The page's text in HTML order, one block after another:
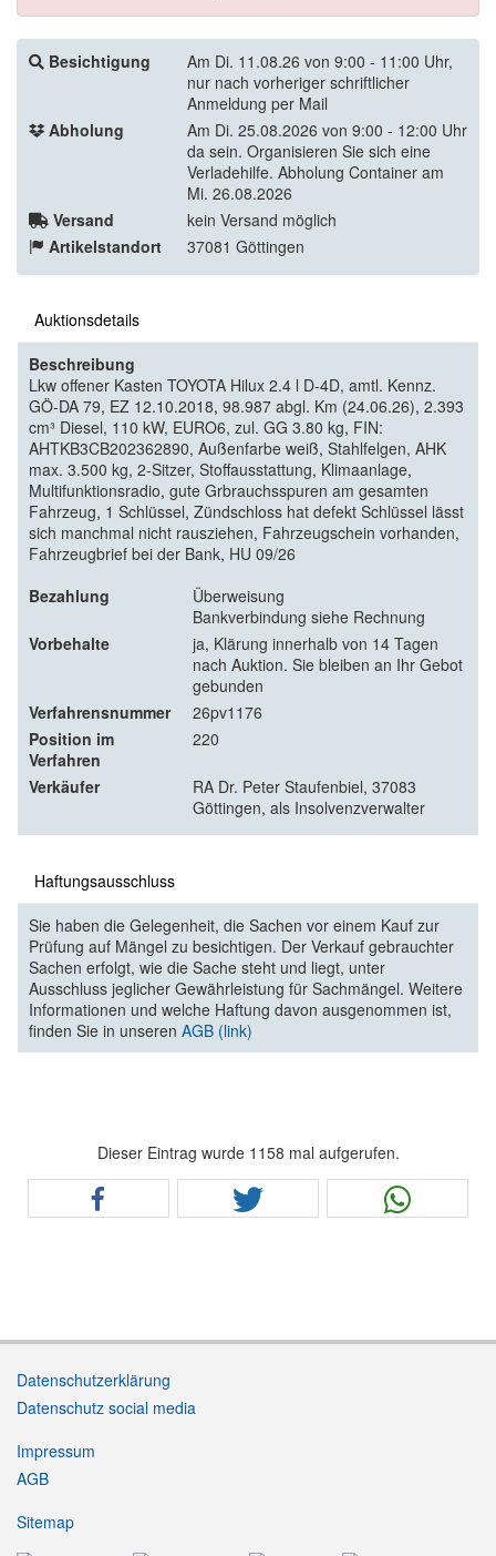
Besichtigung
Am Di. 11.08.26 von 9:00 - 11:00 Uhr,
nur nach vorheriger schriftlicher
Anmeldung per Mail
Abholung
Am Di. 25.08.2026 von 9:00 - 12:00 Uhr
da sein. Organisieren Sie sich eine
Verladehilfe. Abholung Container am
Mi. 26.08.2026
Versand
kein Versand möglich
Artikelstandort
37081 Göttingen
Auktionsdetails
Beschreibung
Lkw offener Kasten TOYOTA Hilux 2.4 l D-4D, amtl. Kennz.
GÖ-DA 79, EZ 12.10.2018, 98.987 abgl. Km (24.06.26), 2.393
cm³ Diesel, 110 kW, EURO6, zul. GG 3.80 kg, FIN:
AHTKB3CB202362890, Außenfarbe weiß, Stahlfelgen, AHK
max. 3.500 kg, 2-Sitzer, Stoffausstattung, Klimaanlage,
Multifunktionsradio, gute Grbrauchsspuren am gesamten
Fahrzeug, 1 Schlüssel, Zündschloss hat defekt Schlüssel lässt
sich manchmal nicht rausziehen, Fahrzeugschein vorhanden,
Fahrzeugbrief bei der Bank, HU 09/26
Bezahlung
Überweisung
Bankverbindung siehe Rechnung
Vorbehalte
ja, Klärung innerhalb von 14 Tagen
nach Auktion. Sie bleiben an Ihr Gebot
gebunden
Verfahrensnummer
26pv1176
Position im
Verfahren
220
Verkäufer
RA Dr. Peter Staufenbiel, 37083
Göttingen, als Insolvenzverwalter
Haftungsausschluss
Sie haben die Gelegenheit, die Sachen vor einem Kauf zur
Prüfung auf Mängel zu besichtigen. Der Verkauf gebrauchter
Sachen erfolgt, wie die Sache steht und liegt, unter
Ausschluss jeglicher Gewährleistung für Sachmängel. Weitere
Informationen und welche Haftung davon ausgenommen ist,
finden Sie in unseren AGB (link)
Dieser Eintrag wurde 1158 mal aufgerufen.
Datenschutzerklärung
Datenschutz social media
Impressum
AGB
Sitemap